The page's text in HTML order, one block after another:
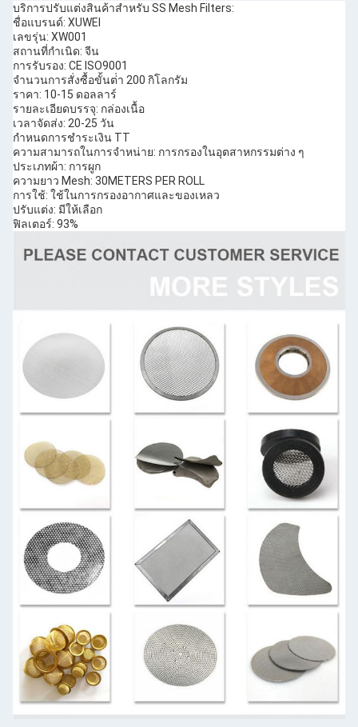
บริการปรับแต่งสินค้าสําหรับ SS Mesh Filters:
ชื่อแบรนด์: XUWEI
เลขรุ่น: XW001
สถานที่กําเนิด: จีน
การรับรอง: CE ISO9001
จํานวนการสั่งซื้อขั้นต่ํา 200 กิโลกรัม
ราคา: 10-15 ดอลลาร์
รายละเอียดบรรจุ: กล่องเนื้อ
เวลาจัดส่ง: 20-25 วัน
กําหนดการชําระเงิน TT
ความสามารถในการจําหน่าย: การกรองในอุตสาหกรรมต่าง ๆ
ประเภทผ้า: การผูก
ความยาว Mesh: 30METERS PER ROLL
การใช้: ใช้ในการกรองอากาศและของเหลว
ปรับแต่ง: มีให้เลือก
ฟิลเตอร์: 93%